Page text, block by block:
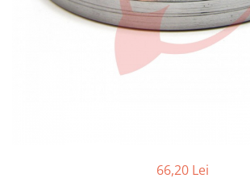
Ceasuri Daniel Klein
Pensete
Scule Speciale
66,20 Lei